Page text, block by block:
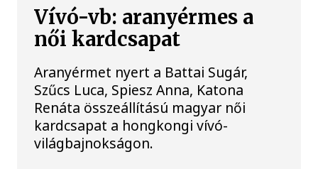
Vívó-vb: aranyérmes a
női kardcsapat
Aranyérmet nyert a Battai Sugár,
Szűcs Luca, Spiesz Anna, Katona
Renáta összeállítású magyar női
kardcsapat a hongkongi vívó-
világbajnokságon.